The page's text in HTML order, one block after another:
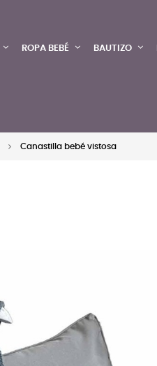
ROPA BEBÉ BAUTIZO
Canastilla bebé vistosa